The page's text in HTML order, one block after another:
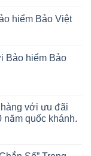
hiểm Bảo Việt
Bảo hiểm Bảo
với ưu đãi
năm quốc khánh.